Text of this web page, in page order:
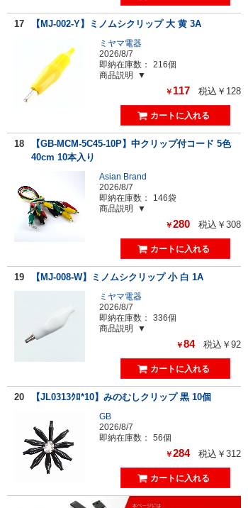
17 【MJ-002-Y】ミノムシクリップ 大 黄 3A
ミヤマ電器
2026/8/7
即納在庫数：
216個
商品説明
￥ 117 税込￥128
18
【GB-MCM-5C45-10P】中クリップ付コード 5色
40cm 10本入り
Asian Brand
2026/8/7
即納在庫数：
146袋
商品説明
￥280 税込￥308
19 【MJ-008-W】ミノムシクリップ 小 白 1A
ミヤマ電器
2026/8/7
即納在庫数：
336個
商品説明
￥84 税込￥92
20 【JL0313ｸﾛ*10】みのむしクリップ 黒 10個
GB
2026/8/7
即納在庫数：
56個
￥284 税込￥312